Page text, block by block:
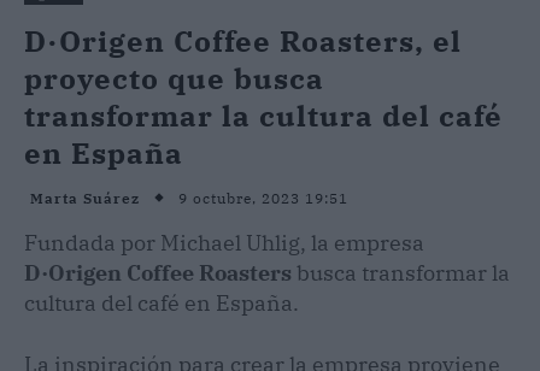
D·Origen Coffee Roasters, el
proyecto que busca
transformar la cultura del café
en España
Marta Suárez 9 octubre, 2023 19:51
Fundada por Michael Uhlig, la empresa
D·Origen Coffee Roasters busca transformar la
cultura del café en España.
La inspiración para crear la empresa proviene